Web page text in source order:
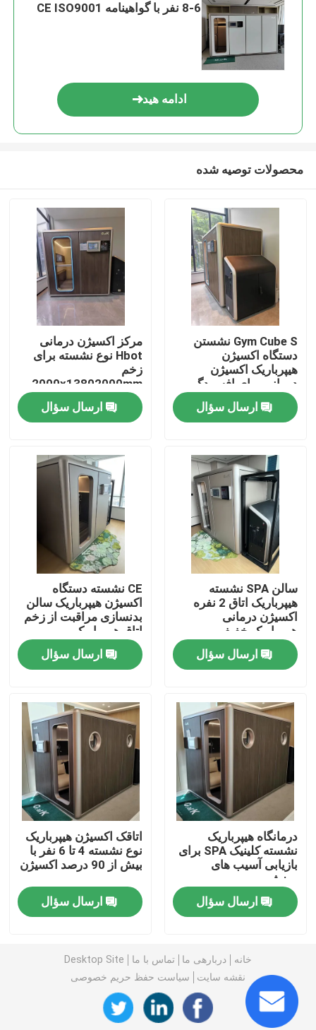
صفحه اصلی
محصولات
فیلم های
تور کارخانه
کنترل کیفیت
درخواست نقل قول
اتاقک هایپرباریک HBOT
اسپای اتاق هیپرباریک
اتاق هیپرباریک پیری معکوس
1.3 ATA Hyperbaric
محفظه هایپرباریک سخت پوسته
محفظه هیپرباریک نشسته
ریکاوری ورزشی اتاق هیپرباریک
اتاقک اکسیژن هیپرباریک تک محل
اتاقک هایپرباریک چند مکان
6-8 نفر با گواهینامه CE ISO9001
ادامه هید
محصولات توصیه شده
Gym Cube S نشستن
دستگاه اکسیژن
هیپرباریک اکسیژن
درمانی برای افسردگی
ارسال سؤال
مرکز اکسیژن درمانی
Hbot نوع نشسته برای
زخم
2000x13802000mm
ارسال سؤال
سالن SPA نشسته
هیپرباریک اتاق 2 نفره
اکسیژن درمانی
هیپرباریک خفیف
ارسال سؤال
CE نشسته دستگاه
اکسیژن هیپرباریک سالن
بدنسازی مراقبت از زخم
اتاق هیپرباریک
ارسال سؤال
درمانگاه هیپرباریک
نشسته کلینیک SPA برای
بازیابی آسیب های
ورزشی
ارسال سؤال
اتاقک اکسیژن هیپرباریک
نوع نشسته 4 تا 6 نفر با
بیش از 90 درصد اکسیژن
ارسال سؤال
خانه دربارهی ما تماس با ما
Desktop Site
نقشه سایت
سیاست حفظ حریم خصوصی